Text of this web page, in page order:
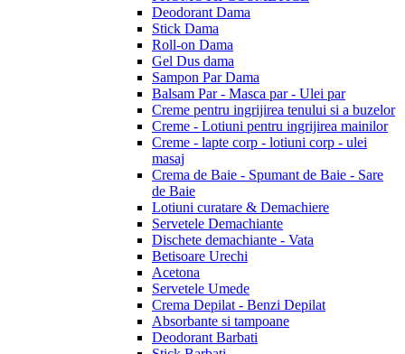
Deodorant Dama
Stick Dama
Roll-on Dama
Gel Dus dama
Sampon Par Dama
Balsam Par - Masca par - Ulei par
Creme pentru ingrijirea tenului si a buzelor
Creme - Lotiuni pentru ingrijirea mainilor
Creme - lapte corp - lotiuni corp - ulei
masaj
Crema de Baie - Spumant de Baie - Sare
de Baie
Lotiuni curatare & Demachiere
Servetele Demachiante
Dischete demachiante - Vata
Betisoare Urechi
Acetona
Servetele Umede
Crema Depilat - Benzi Depilat
Absorbante si tampoane
Deodorant Barbati